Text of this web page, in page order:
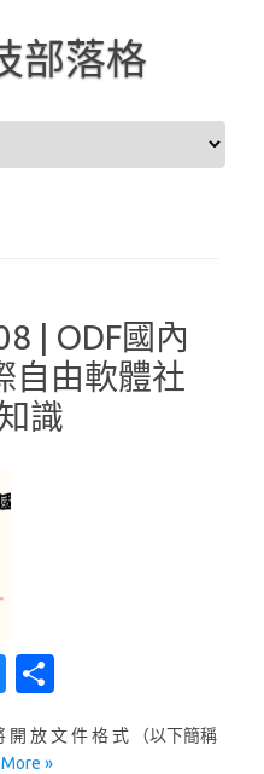
部落格
| ODF國內
自由軟體社
識
Bl
es
開 放 文 件 格 式 （以下簡稱
»